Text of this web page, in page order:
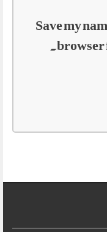
Save my
browser